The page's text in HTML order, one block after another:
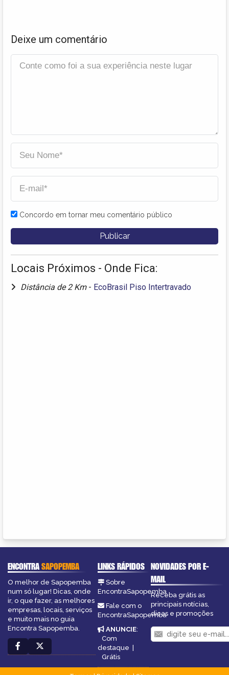
Deixe um comentário
Concordo em tornar meu comentário público
Locais Próximos - Onde Fica:
Distância de 2 Km - EcoBrasil Piso Intertravado
ENCONTRASAPOPEMBA
O melhor de Sapopemba
num só lugar! Dicas, onde
ir, o que fazer, as melhores
empresas, locais, serviços
e muito mais no guia
Encontra Sapopemba.
LINKS RÁPIDOS
Sobre
EncontraSapopemba
Fale com o
EncontraSapopemba
ANUNCIE:
Com
destaque |
Grátis
NOVIDADES POR E-
MAIL
Receba grátis as
principais notícias,
dicas e promoções